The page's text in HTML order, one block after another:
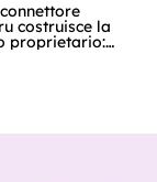
costruisce la
proprietario:
vengono
cosa fa,
tester e clienti,